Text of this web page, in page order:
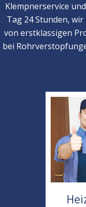
Klempnerservice
Tag 24 Stunden,
von erstklassigen
bei